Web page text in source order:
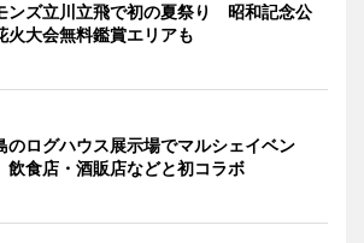
ンズ立川立飛で初の夏祭り 昭和記念公
火大会無料鑑賞エリアも
のログハウス展示場でマルシェイベン
食店・酒販店などと初コラボ